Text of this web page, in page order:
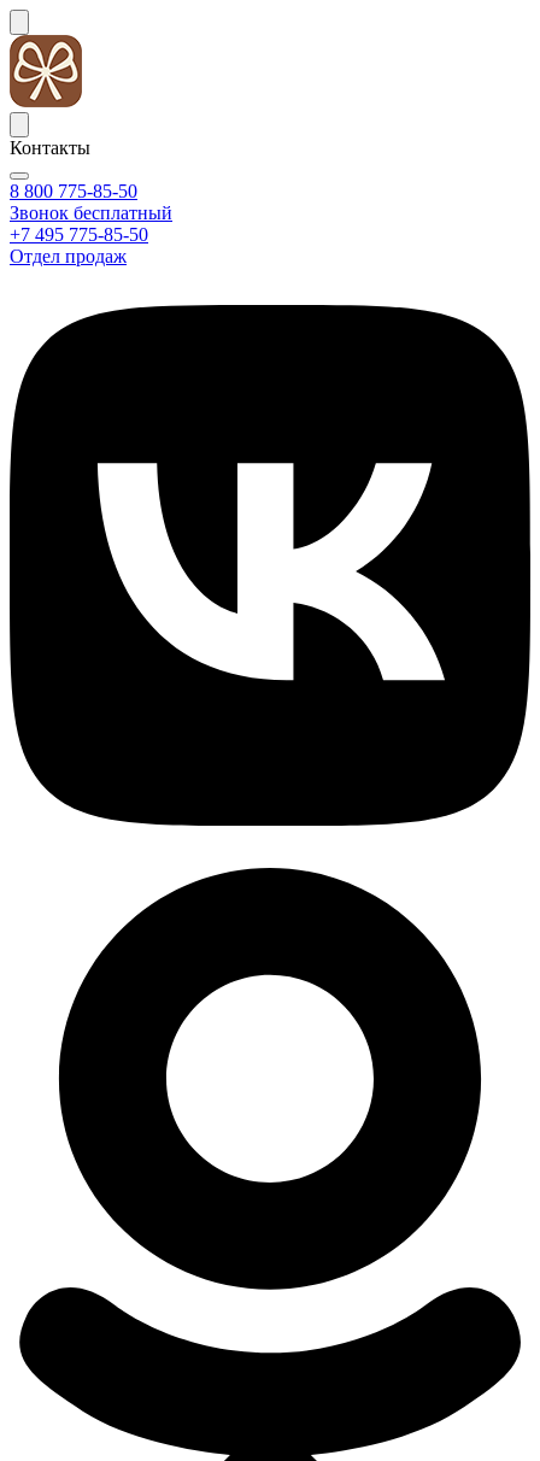
Контакты
8 800 775-85-50
Звонок бесплатный
+7 495 775-85-50
Отдел продаж